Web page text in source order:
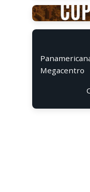
Megacentro